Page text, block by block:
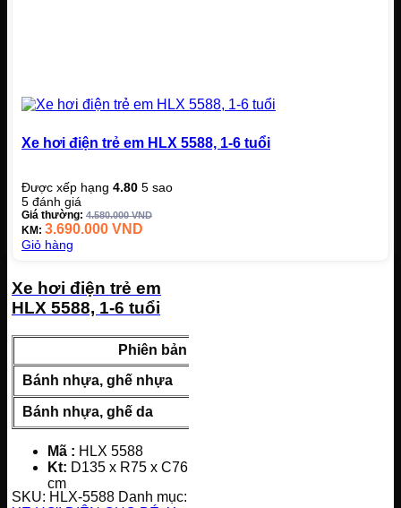
Xe hơi điện trẻ em HLX 5588, 1-6 tuổi
Được xếp hạng 4.80 5 sao
5 đánh giá
Giá thường: 4.580.000VND
KM: 3.690.000 VND
Giỏ hàng
Xe hơi điện trẻ em
HLX 5588, 1-6 tuổi
Phiên bản
Bánh nhựa, ghế nhựa
Bánh nhựa, ghế da
Mã : HLX 5588
Kt: D135 x R75 x C76
cm
Tốc độ:2-7 km/h
SKU: HLX-5588 Danh mục: